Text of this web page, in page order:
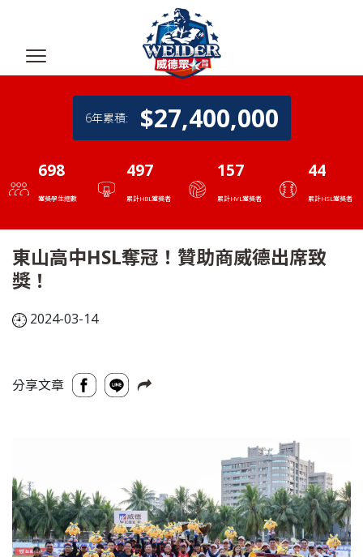
6年累積: $29,400,000
698
獲獎學生總數
497
累計HBL獲獎者
157
累計HVL獲獎者
44
累計HSL獲獎者
東山高中HSL奪冠！贊助商威德出席致
獎！
2024-03-14
分享文章